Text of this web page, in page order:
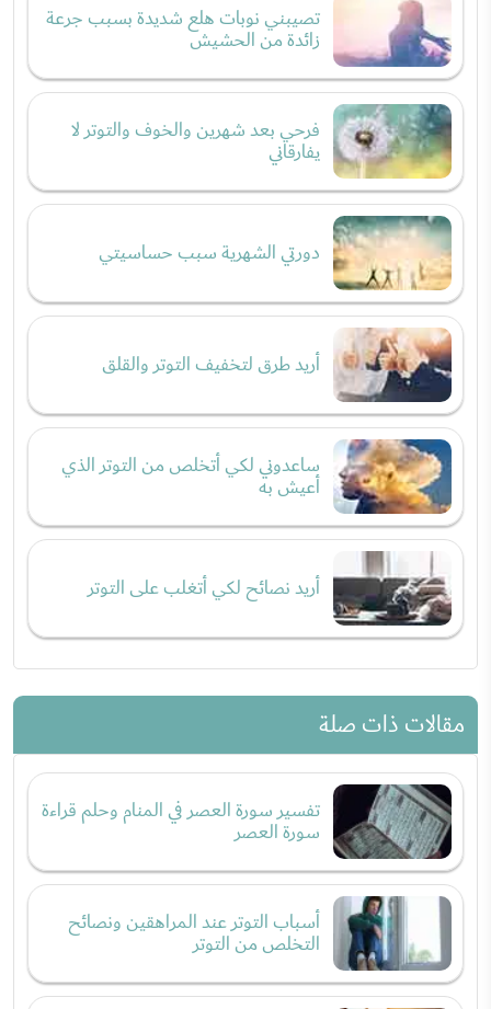
تصيبني نوبات هلع شديدة بسبب جرعة
زائدة من الحشيش
فرحي بعد شهرين والخوف والتوتر لا
يفارقاني
دورتي الشهرية سبب حساسيتي
أريد طرق لتخفيف التوتر والقلق
ساعدوني لكي أتخلص من التوتر الذي
أعيش به
أريد نصائح لكي أتغلب على التوتر
مقالات ذات صلة
تفسير سورة العصر في المنام وحلم قراءة
سورة العصر
أسباب التوتر عند المراهقين ونصائح
التخلص من التوتر